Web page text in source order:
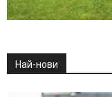
Най-нови